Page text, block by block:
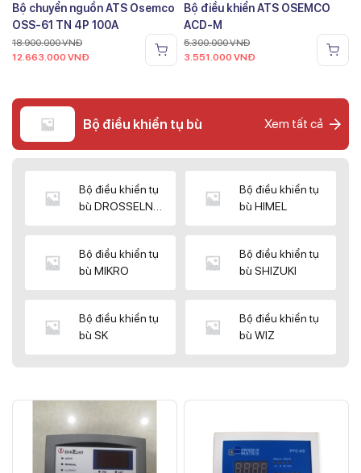
Bộ chuyển nguồn ATS Osemco
OSS-61 TN 4P 100A
18.900.000VNĐ
12.663.000 VNĐ
Bộ điều khiển ATS OSEMCO
ACD-M
5.300.000VNĐ
3.551.000 VNĐ
Bộ điều khiển tụ bù Xem tất cả
Bộ điều khiển tụ
bù DROSSELN
Bộ điều khiển tụ
bù HIMEL
Bộ điều khiển tụ
bù MIKRO
Bộ điều khiển tụ
bù SHIZUKI
Bộ điều khiển tụ
bù SK
Bộ điều khiển tụ
bù WIZ